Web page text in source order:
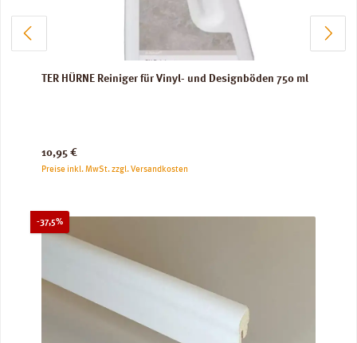
TER HÜRNE Reiniger für Vinyl- und Designböden 750 ml
Regulärer Preis:
10,95 €
Preise inkl. MwSt. zzgl. Versandkosten
-37,5%Rabatt